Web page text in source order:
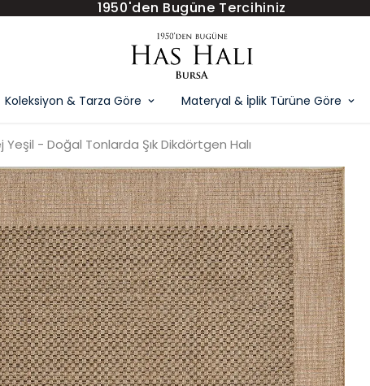
1950'den Bugüne Tercihiniz
Koleksiyon & Tarza Göre Materyal & İplik Türüne Göre
Yeşil - Doğal Tonlarda Şık Dikdörtgen Halı